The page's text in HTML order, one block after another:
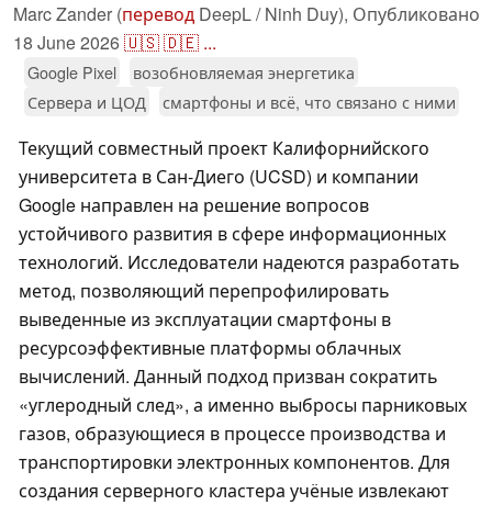
Marc Zander (перевод DeepL / Ninh Duy), Опубликовано
18 June 2026🇺🇸🇩🇪 ...
Google Pixel
возобновляемая энергетика
Сервера и ЦОД
смартфоны и всё, что связано с ними
Текущий совместный проект Калифорнийского
университета в Сан-Диего (UCSD) и компании
Google направлен на решение вопросов
устойчивого развития в сфере информационных
технологий. Исследователи надеются разработать
метод, позволяющий перепрофилировать
выведенные из эксплуатации смартфоны в
ресурсоэффективные платформы облачных
вычислений. Данный подход призван сократить
«углеродный след», а именно выбросы парниковых
газов, образующиеся в процессе производства и
транспортировки электронных компонентов. Для
создания серверного кластера учёные извлекают